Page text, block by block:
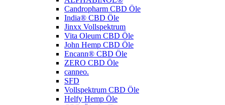
Candropharm CBD Öle
India® CBD Öle
Jinxx Vollspektrum
Vita Oleum CBD Öle
John Hemp CBD Öle
Encann® CBD Öle
ZERO CBD Öle
canneo.
SFD
Vollspektrum CBD Öle
Helfy Hemp Öle